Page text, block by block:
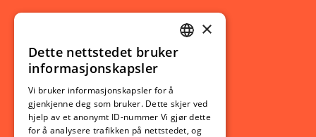
Ny student
Utveksling
Opptak
Lov- og regelverk
NORWEGIAN
×
Dette nettstedet bruker
informasjonskapsler
Vi bruker informasjonskapsler for å
gjenkjenne deg som bruker. Dette skjer ved
hjelp av et anonymt ID-nummer Vi gjør dette
for å analysere trafikken på nettstedet, og